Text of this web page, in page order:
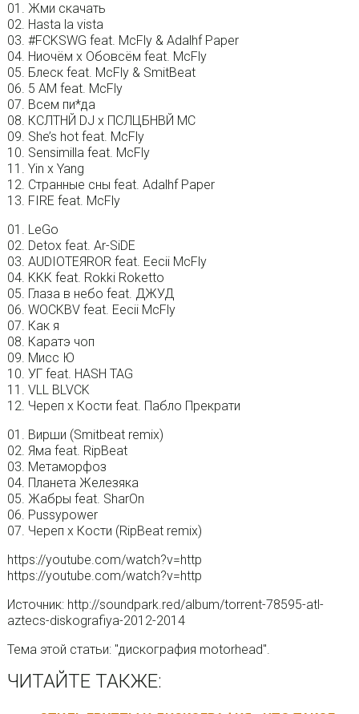
01. Жми скачать
02. Hasta la vista
03. #FCKSWG feat. McFly & Adalhf Paper
04. Ниочём х Обовсём feat. McFly
05. Блеск feat. McFly & SmitBeat
06. 5 AM feat. McFly
07. Всем пи*да
08. КСЛТНЙ DJ x ПСЛЦБНВЙ MC
09. She’s hot feat. McFly
10. Sensimilla feat. McFly
11. Yin x Yang
12. Странные сны feat. Adalhf Paper
13. FIRE feat. McFly
01. LeGo
02. Detox feat. Ar-SiDE
03. AUDIOTEЯROR feat. Eecii McFly
04. KKK feat. Rokki Roketto
05. Глаза в небо feat. ДЖУД
06. WOCKBV feat. Eecii McFly
07. Как я
08. Каратэ чоп
09. Мисс Ю
10. УГ feat. HASH TAG
11. VLL BLVCK
12. Череп х Кости feat. Пабло Прекрати
01. Вирши (Smitbeat remix)
02. Яма feat. RipBeat
03. Метаморфоз
04. Планета Железяка
05. Жабры feat. SharOn
06. Pussypower
07. Череп х Кости (RipBeat remix)
https://youtube.com/watch?v=http
https://youtube.com/watch?v=http
Источник: http://soundpark.red/album/torrent-78595-atl-
aztecs-diskografiya-2012-2014
Тема этой статьи: "дискография motorhead".
ЧИТАЙТЕ ТАКЖЕ: